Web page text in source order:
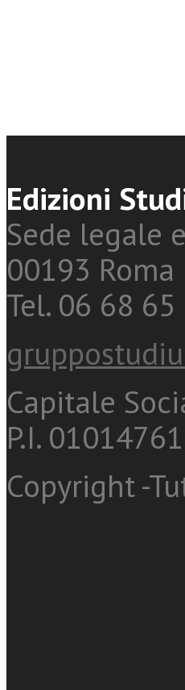
Edizioni
Sede legale
00193 Roma
Tel. 06 68 65
Capitale
P.I.
Copyright -